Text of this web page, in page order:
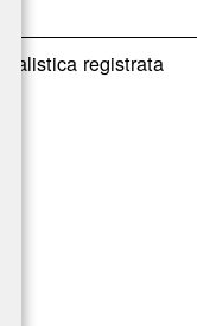
registrata